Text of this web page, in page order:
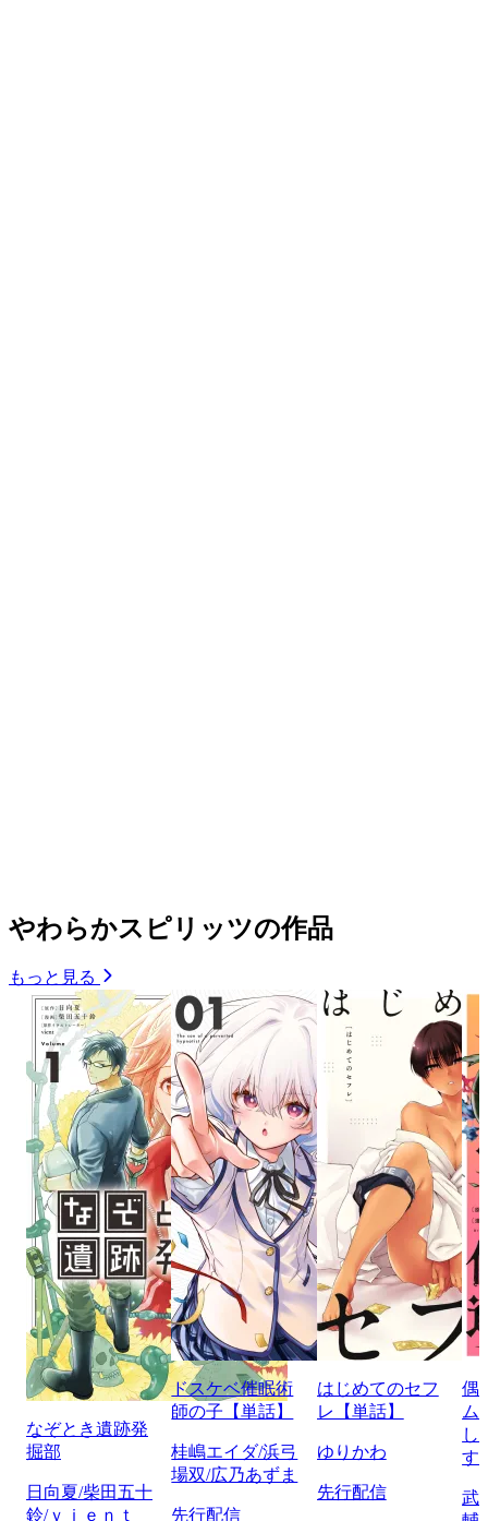
やわらかスピリッツの作品
もっと見る
なぞとき遺跡発
掘部
日向夏/柴田五十
鈴/ｖｉｅｎｔ
ドスケベ催眠術
師の子【単話】
桂嶋エイダ/浜弓
場双/広乃あずま
先行配信
はじめてのセフ
レ【単話】
ゆりかわ
先行配信
偶
ム
し
す
武